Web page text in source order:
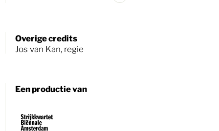
Overige credits
Jos van Kan, regie
Een productie van